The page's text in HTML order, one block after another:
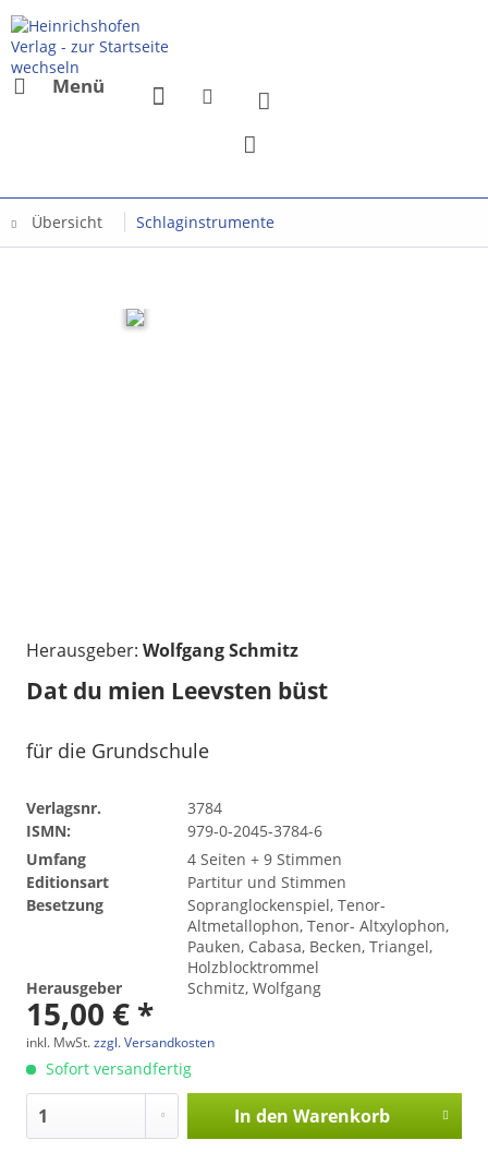
Menü
Übersicht Schlaginstrumente
Herausgeber: Wolfgang Schmitz
Dat du mien Leevsten büst
für die Grundschule
Verlagsnr.
3784
ISMN:
979-0-2045-3784-6
Umfang
4 Seiten + 9 Stimmen
Editionsart
Partitur und Stimmen
Besetzung
Sopranglockenspiel, Tenor-
Altmetallophon, Tenor- Altxylophon,
Pauken, Cabasa, Becken, Triangel,
Holzblocktrommel
Herausgeber
Schmitz, Wolfgang
15,00 € *
inkl. MwSt.zzgl. Versandkosten
Sofort versandfertig
In den Warenkorb